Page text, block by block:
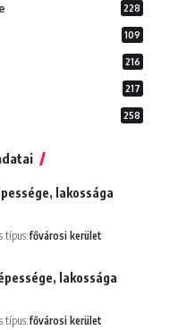
228
109
216
217
258
lakossága
típus:fővárosi kerület
lakossága
típus:fővárosi kerület